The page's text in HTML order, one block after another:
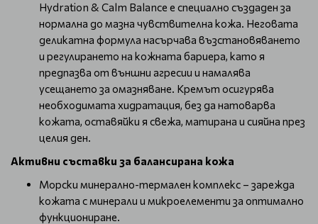
Hydration & Calm Balance е специално създаден за
нормална до мазна чувствителна кожа. Неговата
деликатна формула насърчава възстановяването
и регулирането на кожната бариера, като я
предпазва от външни агресии и намалява
усещането за омазняване. Кремът осигурява
необходимата хидратация, без да натоварва
кожата, оставяйки я свежа, матирана и сияйна през
целия ден.
Активни съставки за балансирана кожа
Морски минерално-термален комплекс – зарежда
кожата с минерали и микроелементи за оптимално
функциониране.